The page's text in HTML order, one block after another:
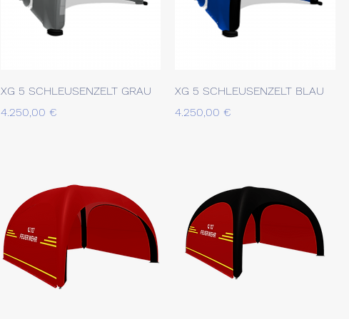
Schnellansicht
XG 5 SCHLEUSENZELT GRAU
Preis
4.250,00 €
Schnellansicht
XG 5 SCHLEUSENZELT BLAU
Preis
4.250,00 €